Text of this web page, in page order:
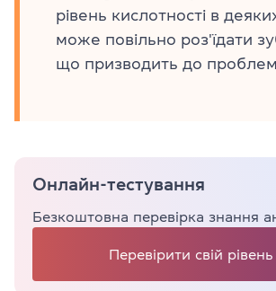
рівень кислотності в
може повільно роз'їдати
що призводить до проблем
Онлайн-тестування
Безкоштовна перевірка знання
Перевірити свій рівень